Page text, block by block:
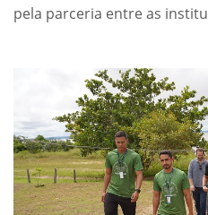
pela parceria entre as